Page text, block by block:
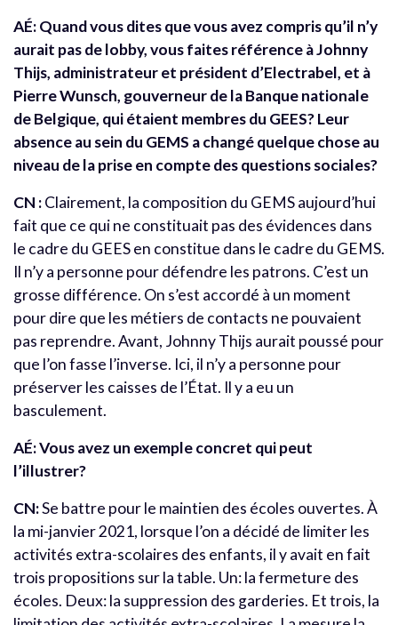
AÉ: Quand vous dites que vous avez compris qu’il n’y
aurait pas de lobby, vous faites référence à Johnny
Thijs, administrateur et président d’Electrabel, et à
Pierre Wunsch, gouverneur de la Banque nationale
de Belgique, qui étaient membres du GEES? Leur
absence au sein du GEMS a changé quelque chose au
niveau de la prise en compte des questions sociales?
CN :Clairement, la composition du GEMS aujourd’hui
fait que ce qui ne constituait pas des évidences dans
le cadre du GEES en constitue dans le cadre du GEMS.
Il n’y a personne pour défendre les patrons. C’est un
grosse différence. On s’est accordé à un moment
pour dire que les métiers de contacts ne pouvaient
pas reprendre. Avant, Johnny Thijs aurait poussé pour
que l’on fasse l’inverse. Ici, il n’y a personne pour
préserver les caisses de l’État. Il y a eu un
basculement.
AÉ: Vous avez un exemple concret qui peut
l’illustrer?
CN:Se battre pour le maintien des écoles ouvertes. À
la mi-janvier 2021, lorsque l’on a décidé de limiter les
activités extra-scolaires des enfants, il y avait en fait
trois propositions sur la table. Un: la fermeture des
écoles. Deux: la suppression des garderies. Et trois, la